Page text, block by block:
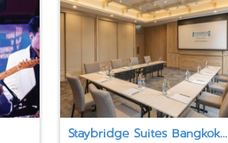
Staybridge Suites Bangkok...